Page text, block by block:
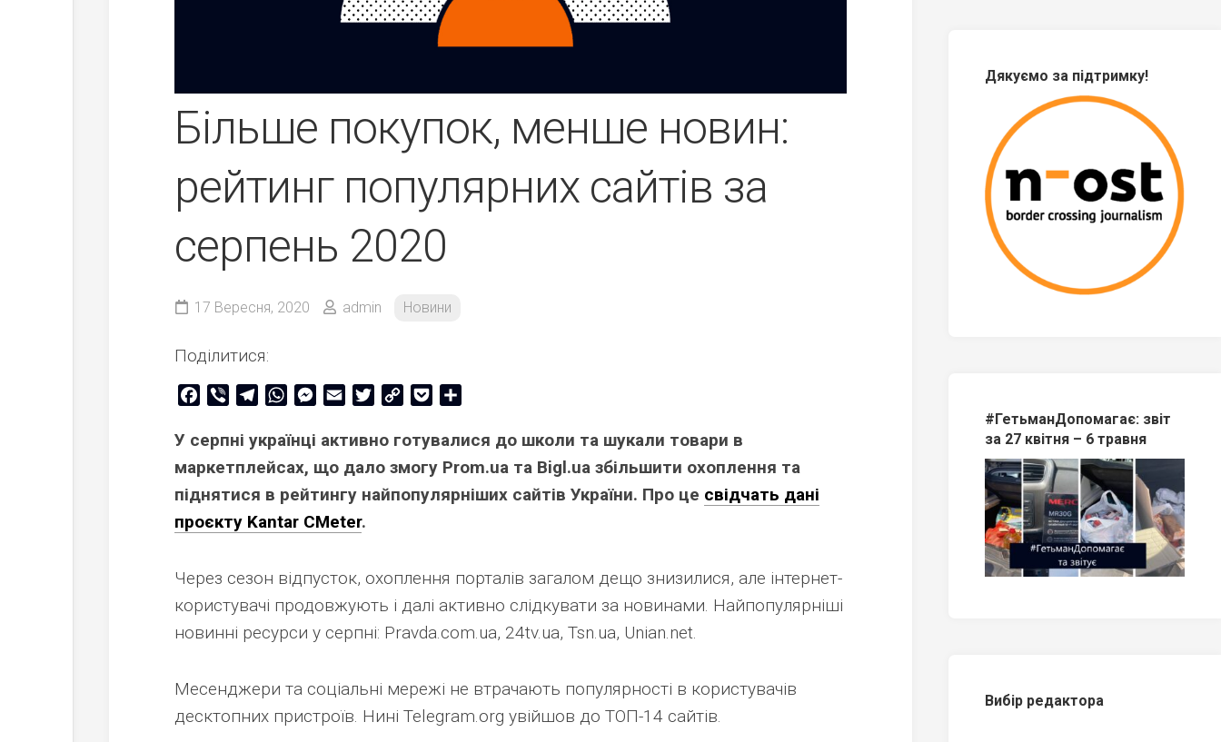
Більше покупок, менше новин:
рейтинг популярних сайтів за
серпень 2020
17 Вересня, 2020 admin Новини
Поділитися:
Facebook
Viber TelegramWhatsAppMessenger
Email TwitterCopy
Pocket
У серпні українці активно готувалися до школи та шукали товари в
маркетплейсах, що дало змогу Prom.ua та Bigl.ua збільшити охоплення та
піднятися в рейтингу найпопулярніших сайтів України. Про це свідчать дані
проєкту Kantar CMeter.
Через сезон відпусток, охоплення порталів загалом дещо знизилися, але інтернет-
користувачі продовжують і далі активно слідкувати за новинами. Найпопулярніші
новинні ресурси у серпні: Pravda.com.ua, 24tv.ua, Tsn.ua, Unian.net.
Месенджери та соціальні мережі не втрачають популярності в користувачів
десктопних пристроїв. Нині Telegram.org увійшов до ТОП-14 сайтів.
Дякуємо за підтримку!
#ГетьманДопомагає: звіт
за 27 квітня – 6 травня
Вибір редактора